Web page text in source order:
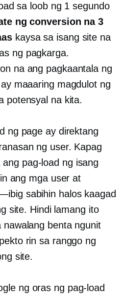
sa loob ng 1 segundo
ng conversion na 3
kaysa sa isang site na
ng pagkarga.
na ang pagkaantala ng
maaaring magdulot ng
potensyal na kita.
ng page ay direktang
ng user. Kapag
pag-load ng isang
ang mga user at
sabihin halos kaagad
site. Hindi lamang ito
benta ngunit
rin sa ranggo ng
site.
ng oras ng pag-load